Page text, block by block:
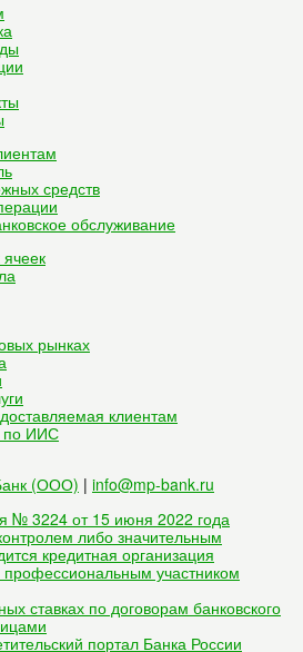
средств
обслуживание
рынках
клиентам
по ИИС
(ООО) | info@mp-bank.ru
№ 3224 от 15 июня 2022 года
либо значительным
кредитная организация
участником
ставках по договорам банковского
портал Банка России